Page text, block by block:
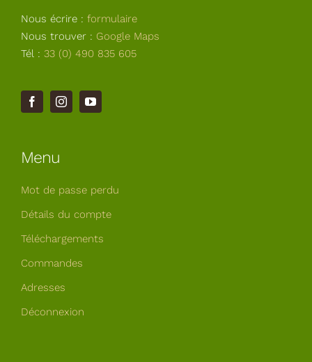
Nous écrire : formulaire
Nous trouver : Google Maps
Tél : 33 (0) 490 835 605
Menu
Mot de passe perdu
Détails du compte
Téléchargements
Commandes
Adresses
Déconnexion